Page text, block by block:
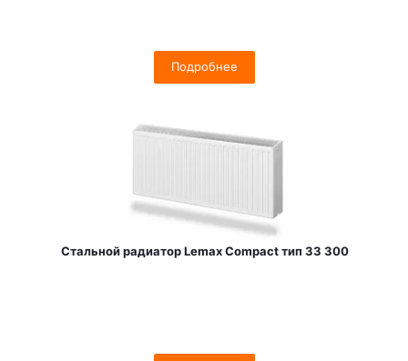
Подробнее
Стальной радиатор Lemax Compact тип 33 300